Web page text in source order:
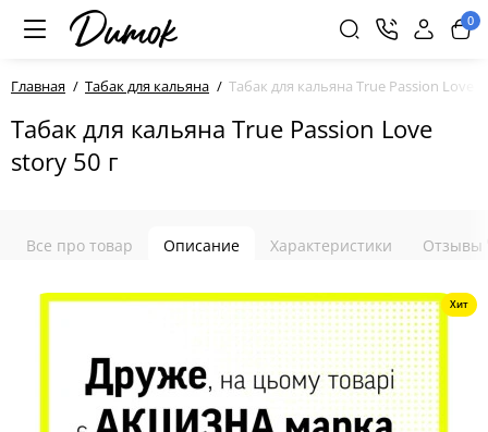
0
Главная Табак для кальяна Табак для кальяна True Passion Love
Табак для кальяна True Passion Love
story 50 г
Все про товар Описание Характеристики Отзывы
Хит